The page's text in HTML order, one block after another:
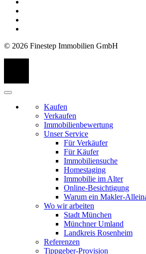
© 2026 Finestep Immobilien GmbH
Kaufen
Verkaufen
Immobilienbewertung
Unser Service
Für Verkäufer
Für Käufer
Immobiliensuche
Homestaging
Immobilie im Alter
Online-Besichtigung
Warum ein Makler-
Wo wir arbeiten
Stadt München
Münchner Umland
Landkreis Rosenheim
Referenzen
Tippgeber-Provision